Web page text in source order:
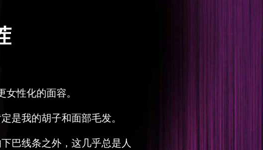
性化的面容。
是我的胡子和面部毛发。
巴线条之外，这几乎总是人